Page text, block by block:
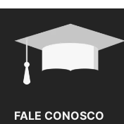
FALE CONOSCO